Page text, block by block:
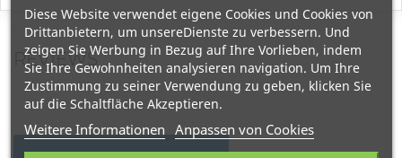
REVIEWS
Diese Website verwendet eigene Cookies und Cookies von
Drittanbietern, um unsereDienste zu verbessern. Und
zeigen Sie Werbung in Bezug auf Ihre Vorlieben, indem
Sie Ihre Gewohnheiten analysieren navigation. Um Ihre
Zustimmung zu seiner Verwendung zu geben, klicken Sie
auf die Schaltfläche Akzeptieren.
Weitere Informationen Anpassen von Cookies